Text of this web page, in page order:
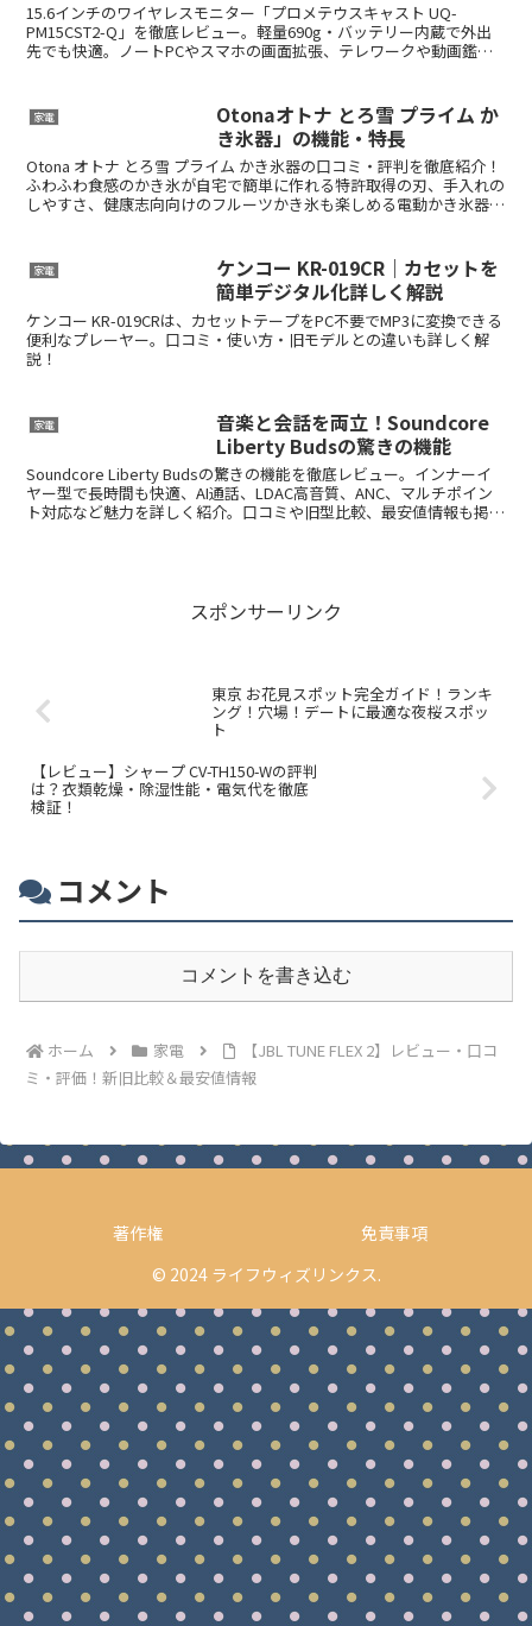
15.6インチのワイヤレスモニター「プロメテウスキャスト UQ-
PM15CST2-Q」を徹底レビュー。軽量690g・バッテリー内蔵で外出
先でも快適。ノートPCやスマホの画面拡張、テレワークや動画鑑賞
家電
Otonaオトナ とろ雪 プライム か
き氷器」の機能・特長
Otona オトナ とろ雪 プライム かき氷器の口コミ・評判を徹底紹介！
ふわふわ食感のかき氷が自宅で簡単に作れる特許取得の刃、手入れの
しやすさ、健康志向向けのフルーツかき氷も楽しめる電動かき氷器の
家電
ケンコー KR-019CR｜カセットを
簡単デジタル化詳しく解説
ケンコー KR-019CRは、カセットテープをPC不要でMP3に変換できる
便利なプレーヤー。口コミ・使い方・旧モデルとの違いも詳しく解
説！
家電
音楽と会話を両立！Soundcore
Liberty Budsの驚きの機能
Soundcore Liberty Budsの驚きの機能を徹底レビュー。インナーイ
ヤー型で長時間も快適、AI通話、LDAC高音質、ANC、マルチポイン
ト対応など魅力を詳しく紹介。口コミや旧型比較、最安値情報も掲
スポンサーリンク
東京 お花見スポット完全ガイド！ランキ
ング！穴場！デートに最適な夜桜スポッ
ト
【レビュー】シャープ CV-TH150-Wの評判
は？衣類乾燥・除湿性能・電気代を徹底
検証！
コメント
コメントを書き込む
ホーム 家電
【JBL TUNE FLEX 2】レビュー・口コ
ミ・評価！新旧比較＆最安値情報
著作権
免責事項
© 2024 ライフウィズリンクス.